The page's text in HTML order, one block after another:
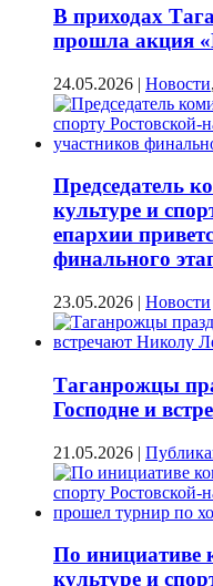
В приходах
прошла акция
24.05.2026 | Новости,
Председатель
культуре и
епархии
финального
23.05.2026 | Новости
Таганрожцы
Господне и
21.05.2026 |
По инициативе
культуре и